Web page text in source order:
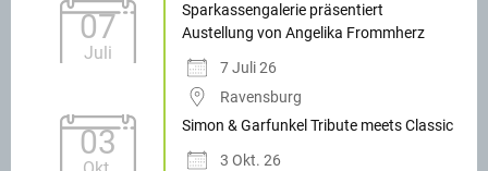
07
Juli
Sparkassengalerie präsentiert
Austellung von Angelika Frommherz
7 Juli 26
Ravensburg
03
Simon & Garfunkel Tribute meets Classic
3 Okt. 26